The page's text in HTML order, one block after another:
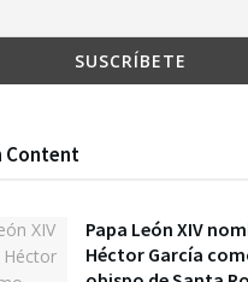
Content
Papa León XIV
Héctor García